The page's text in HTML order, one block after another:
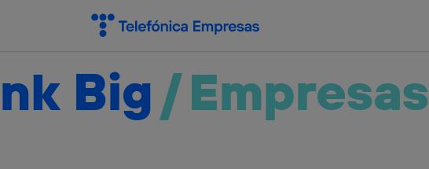
Big/Empresas